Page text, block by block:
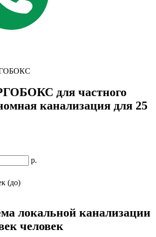
для частного
канализация для 25
р.
(до)
локальной канализации
человек